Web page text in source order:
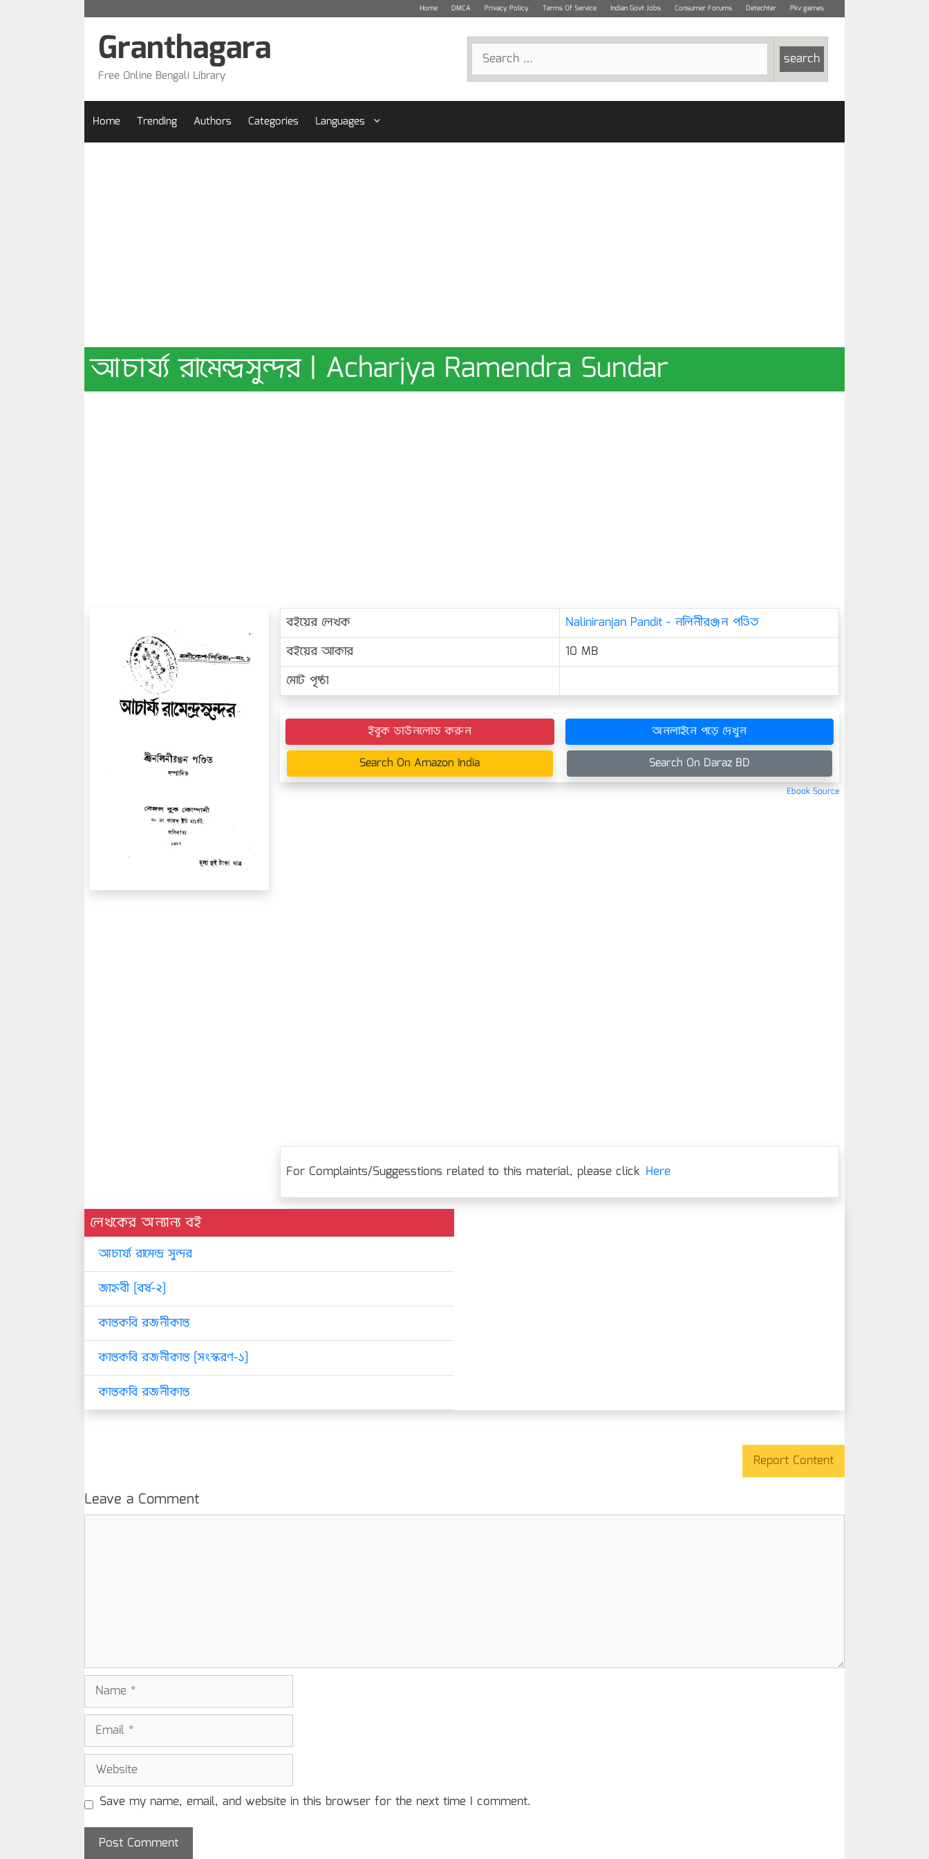
Home DMCA Privacy Policy Terms Of Service Indian Govt Jobs Consumer Forums Detechter Pkv games
Search
for:
Granthagara
Free Online Bengali Library
Home Trending Authors Categories Languages
আচার্য্য রামেন্দ্রসুন্দর | Acharjya Ramendra Sundar
বইয়ের লেখক
Naliniranjan Pandit - নলিনীরঞ্জন পণ্ডিত
বইয়ের আকার
10 MB
মোট পৃষ্ঠা
ইবুক ডাউনলোড করুন
অনলাইনে পড়ে দেখুন
Search On Amazon India
Search On Daraz BD
Ebook Source
For Complaints/Suggesstions related to this material, please click Here
লেখকের অন্যান্য বই
আচার্য্য রামেন্দ্র সুন্দর
জাহ্নবী [বর্ষ-২]
কান্তকবি রজনীকান্ত
কান্তকবি রজনীকান্ত [সংস্করণ-১]
কান্তকবি রজনীকান্ত
Report Content
Leave a Comment
Name
Email
Website
Save my name, email, and website in this browser for the next time I comment.